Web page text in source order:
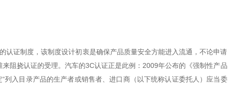
证制度，该制度设计初衷是确保产品质量安全方能进入流通，不论申请
阻挠认证的受理。汽车的3C认证正是此例：2009年公布的《强制性产品
入目录产品的生产者或销售者、进口商（以下统称认证委托人）应当委